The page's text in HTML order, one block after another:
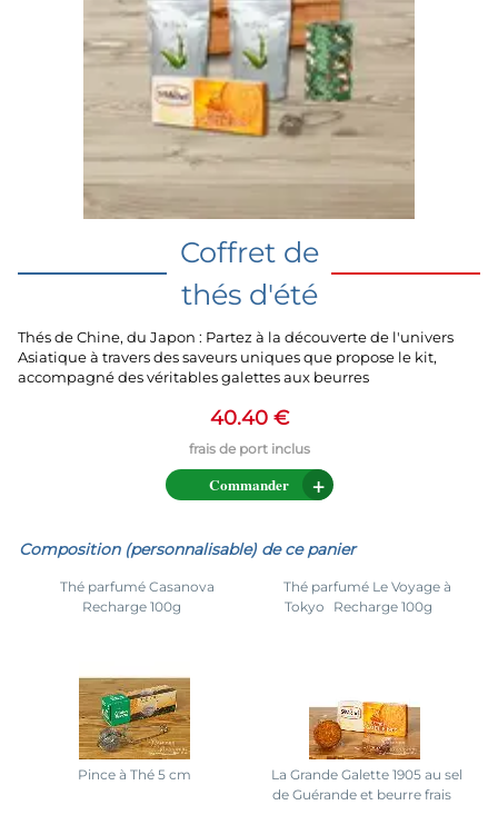
Coffret de
thés d'été
Thés de Chine, du Japon : Partez à la découverte de l'univers
Asiatique à travers des saveurs uniques que propose le kit,
accompagné des véritables galettes aux beurres
40.40 €
Commander
Composition (personnalisable) de ce panier
Thé parfumé Casanova
Recharge 100g
Thé parfumé Le Voyage à
Tokyo
Recharge 100g
Pince à Thé 5 cm
La Grande Galette 1905 au sel
de Guérande et beurre frais